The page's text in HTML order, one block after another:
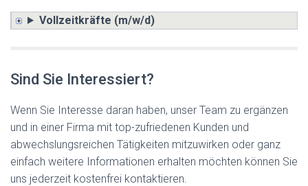
Vollzeitkräfte (m/w/d)
Sind Sie Interessiert?
Wenn Sie Interesse daran haben, unser Team zu ergänzen
und in einer Firma mit top-zufriedenen Kunden und
abwechslungsreichen Tätigkeiten mitzuwirken oder ganz
einfach weitere Informationen erhalten möchten können Sie
uns jederzeit kostenfrei kontaktieren.